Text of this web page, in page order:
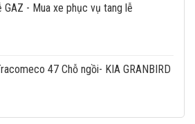
GAZ - Mua xe phục vụ tang lễ
47 Chỗ ngồi- KIA GRANBIRD